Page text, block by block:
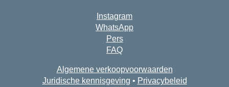
Instagram
WhatsApp
Pers
FAQ
Algemene verkoopvoorwaarden
Juridische kennisgeving • Privacybeleid